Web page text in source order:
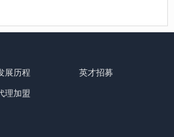
展历程 英才招募
理加盟